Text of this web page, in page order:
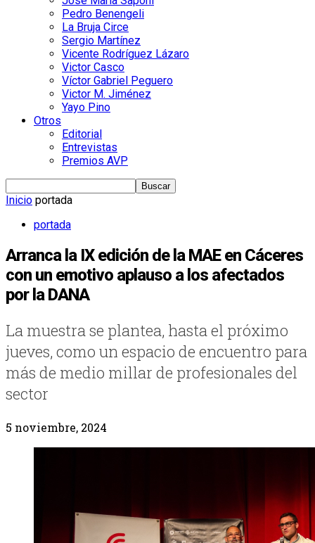
Pedro Benengeli
La Bruja Circe
Sergio Martínez
Vicente Rodríguez Lázaro
Victor Casco
Víctor Gabriel Peguero
Victor M. Jiménez
Yayo Pino
Otros
Editorial
Entrevistas
Premios AVP
Inicio portada
portada
Arranca la IX edición de la MAE en Cáceres
con un emotivo aplauso a los afectados
por la DANA
La muestra se plantea, hasta el próximo
jueves, como un espacio de encuentro para
más de medio millar de profesionales del
sector
5 noviembre, 2024